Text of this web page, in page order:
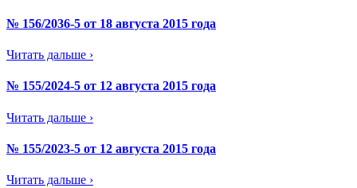
№ 156/2036-5 от 18 августа 2015 года
Читать дальше ›
№ 155/2024-5 от 12 августа 2015 года
Читать дальше ›
№ 155/2023-5 от 12 августа 2015 года
Читать дальше ›